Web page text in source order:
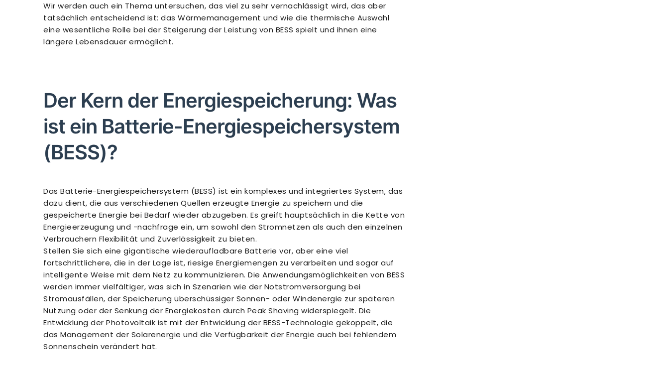
Wir werden auch ein Thema untersuchen, das viel zu sehr vernachlässigt wird, das aber
tatsächlich entscheidend ist: das Wärmemanagement und wie die thermische Auswahl
eine wesentliche Rolle bei der Steigerung der Leistung von BESS spielt und ihnen eine
längere Lebensdauer ermöglicht.
Der Kern der Energiespeicherung: Was
ist ein Batterie-Energiespeichersystem
(BESS)?
Das Batterie-Energiespeichersystem (BESS) ist ein komplexes und integriertes System, das
dazu dient, die aus verschiedenen Quellen erzeugte Energie zu speichern und die
gespeicherte Energie bei Bedarf wieder abzugeben. Es greift hauptsächlich in die Kette von
Energieerzeugung und -nachfrage ein, um sowohl den Stromnetzen als auch den einzelnen
Verbrauchern Flexibilität und Zuverlässigkeit zu bieten.
Stellen Sie sich eine gigantische wiederaufladbare Batterie vor, aber eine viel
fortschrittlichere, die in der Lage ist, riesige Energiemengen zu verarbeiten und sogar auf
intelligente Weise mit dem Netz zu kommunizieren. Die Anwendungsmöglichkeiten von BESS
werden immer vielfältiger, was sich in Szenarien wie der Notstromversorgung bei
Stromausfällen, der Speicherung überschüssiger Sonnen- oder Windenergie zur späteren
Nutzung oder der Senkung der Energiekosten durch Peak Shaving widerspiegelt. Die
Entwicklung der Photovoltaik ist mit der Entwicklung der BESS-Technologie gekoppelt, die
das Management der Solarenergie und die Verfügbarkeit der Energie auch bei fehlendem
Sonnenschein verändert hat.